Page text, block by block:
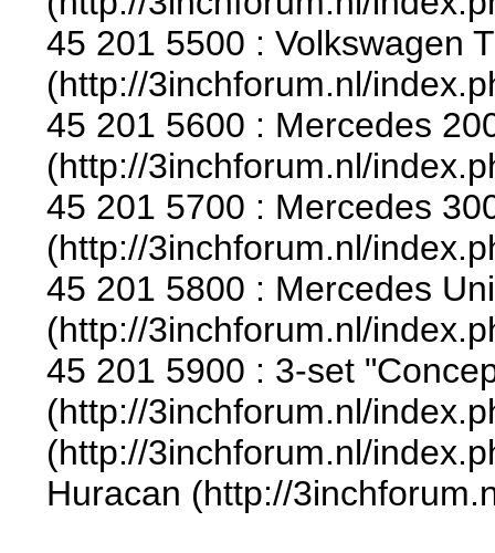
45 201 5500 : Volkswagen
(http://3inchforum.nl/
45 201 5600 : Mercedes
(http://3inchforum.nl/
45 201 5700 : Mercedes
(http://3inchforum.nl/
45 201 5800 : Mercedes
(http://3inchforum.nl/
45 201 5900 : 3-set
(http://3inchforum.nl/
(http://3inchforum.nl/
Huracan (http://